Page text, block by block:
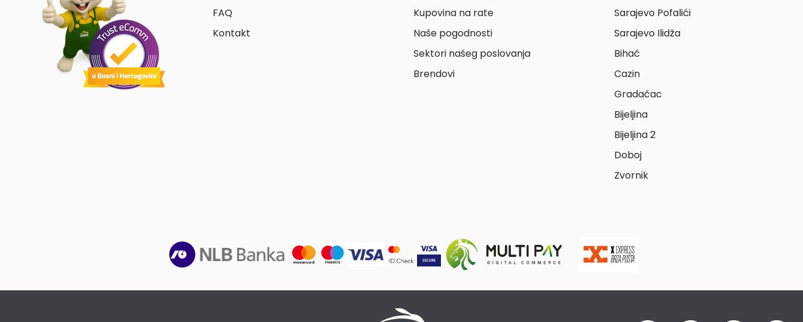
FAQ
Kontakt
Kupovina na rate
Naše pogodnosti
Sektori našeg poslovanja
Brendovi
Sarajevo Pofalići
Sarajevo Ilidža
Bihać
Cazin
Gradačac
Bijeljina
Bijeljina 2
Doboj
Zvornik